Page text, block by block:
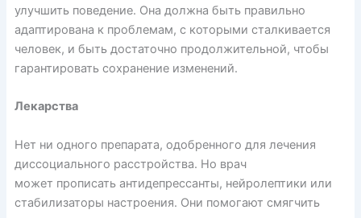
улучшить поведение. Она должна быть правильно
адаптирована к проблемам, с которыми сталкивается
человек, и быть достаточно продолжительной, чтобы
гарантировать сохранение изменений.
Лекарства
Нет ни одного препарата, одобренного для лечения
диссоциального расстройства. Но врач
может прописатьантидепрессанты, нейролептики или
стабилизаторы настроения. Они помогают смягчить